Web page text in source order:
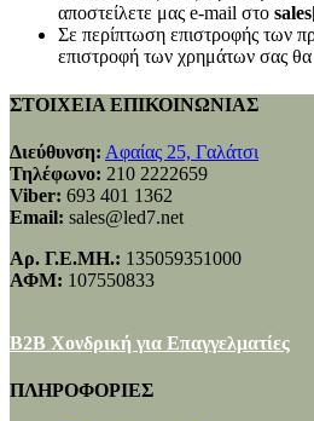
αποστείλετε μας e-mail στο
Σε περίπτωση επιστροφής των
επιστροφή των χρημάτων σας
ΣΤΟΙΧΕΙΑ ΕΠΙΚΟΙΝΩΝΙΑΣ
Διεύθυνση: Αφαίας 25, Γαλάτσι
Τηλέφωνο: 210 2222659
Viber: 693 401 1362
Email: sales@led7.net
Αρ. Γ.Ε.ΜΗ.: 135059351000
ΑΦΜ: 107550833
B2B Χονδρική για Επαγγελματίες
ΠΛΗΡΟΦΟΡΙΕΣ